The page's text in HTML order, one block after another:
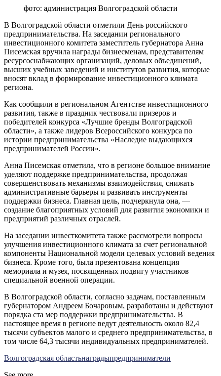
фото: администрация Волгоградской области
В Волгоградской области отметили День российского
предпринимательства. На заседании регионального
инвестиционного комитета заместитель губернатора Анна
Писемская вручила награды бизнесменам, представителям
ресурсоснабжающих организаций, деловых объединений,
высших учебных заведений и институтов развития, которые
вносят вклад в формирование инвестиционного климата
региона.
Как сообщили в региональном Агентстве инвестиционного
развития, также в праздник чествовали призеров и
победителей конкурса «Лучшие бренды Волгоградской
области», а также лидеров Всероссийского конкурса по
истории предпринимательства «Наследие выдающихся
предпринимателей России».
Анна Писемская отметила, что в регионе большое внимание
уделяют поддержке предпринимательства, продолжая
совершенствовать механизмы взаимодействия, снижать
административные барьеры и развивать инструменты
поддержки бизнеса. Главная цель, подчеркнула она, —
создание благоприятных условий для развития экономики и
предприятий различных отраслей.
На заседании инвесткомитета также рассмотрели вопросы
улучшения инвестиционного климата за счет региональной
компоненты Национальной модели целевых условий ведения
бизнеса. Кроме того, была презентована концепция
мемориала и музея, посвященных подвигу участников
специальной военной операции.
В Волгоградской области, согласно задачам, поставленным
губернатором Андреем Бочаровым, разработаны и действуют
порядка ста мер поддержки предпринимательства. В
настоящее время в регионе ведут деятельность около 82,4
тысячи субъектов малого и среднего предпринимательства, в
том числе 64,3 тысячи индивидуальных предпринимателей.
Волгоградская областьнаградыпредприниматели